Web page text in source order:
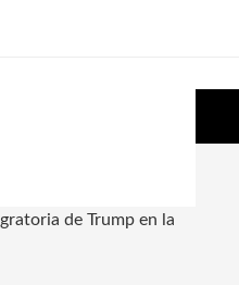
de Trump en la